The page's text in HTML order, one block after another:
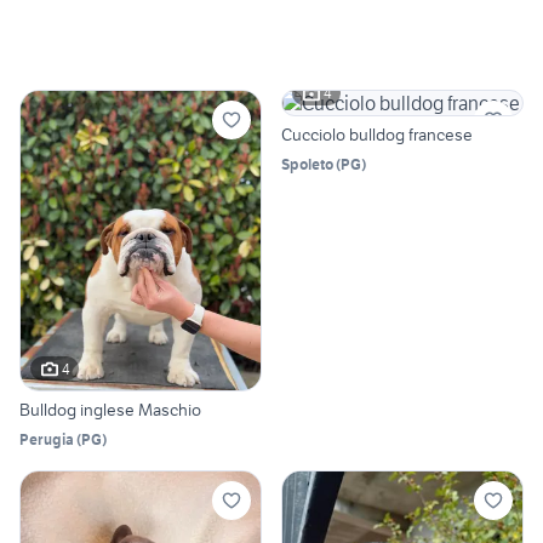
4
Bulldog inglese Maschio
Perugia (PG)
4
Cucciolo bulldog francese
Spoleto(PG)